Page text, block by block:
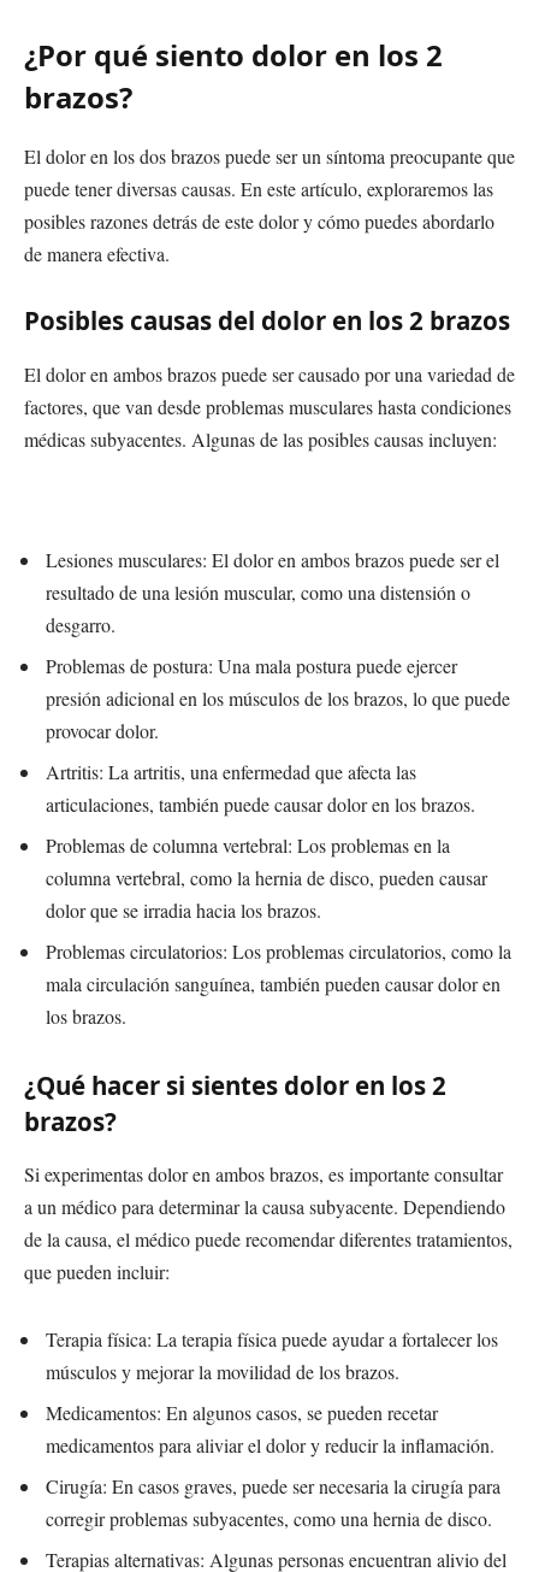
¿Por qué siento dolor en los 2
brazos?
El dolor en los dos brazos puede ser un síntoma preocupante que
puede tener diversas causas. En este artículo, exploraremos las
posibles razones detrás de este dolor y cómo puedes abordarlo
de manera efectiva.
Posibles causas del dolor en los 2 brazos
El dolor en ambos brazos puede ser causado por una variedad de
factores, que van desde problemas musculares hasta condiciones
médicas subyacentes. Algunas de las posibles causas incluyen:
Lesiones musculares: El dolor en ambos brazos puede ser el
resultado de una lesión muscular, como una distensión o
desgarro.
Problemas de postura: Una mala postura puede ejercer
presión adicional en los músculos de los brazos, lo que puede
provocar dolor.
Artritis: La artritis, una enfermedad que afecta las
articulaciones, también puede causar dolor en los brazos.
Problemas de columna vertebral: Los problemas en la
columna vertebral, como la hernia de disco, pueden causar
dolor que se irradia hacia los brazos.
Problemas circulatorios: Los problemas circulatorios, como la
mala circulación sanguínea, también pueden causar dolor en
los brazos.
¿Qué hacer si sientes dolor en los 2
brazos?
Si experimentas dolor en ambos brazos, es importante consultar
a un médico para determinar la causa subyacente. Dependiendo
de la causa, el médico puede recomendar diferentes tratamientos,
que pueden incluir:
Terapia física: La terapia física puede ayudar a fortalecer los
músculos y mejorar la movilidad de los brazos.
Medicamentos: En algunos casos, se pueden recetar
medicamentos para aliviar el dolor y reducir la inflamación.
Cirugía: En casos graves, puede ser necesaria la cirugía para
corregir problemas subyacentes, como una hernia de disco.
Terapias alternativas: Algunas personas encuentran alivio del